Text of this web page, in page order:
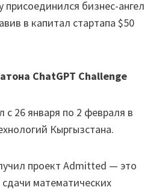
присоединился бизнес-ангел
в капитал стартапа $50
ChatGPT Challenge
с 26 января по 2 февраля в
Кыргызстана.
проект Admitted — это
математических